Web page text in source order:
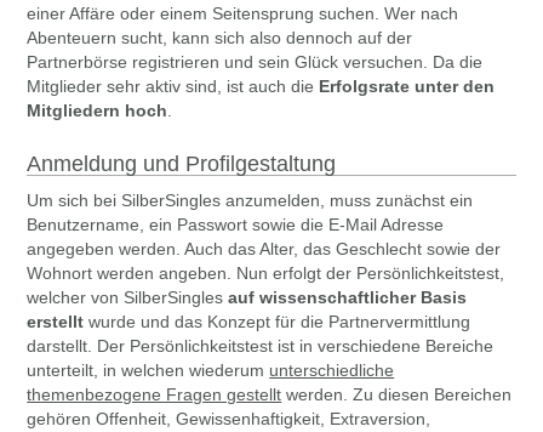
einer Affäre oder einem Seitensprung suchen. Wer nach
Abenteuern sucht, kann sich also dennoch auf der
Partnerbörse registrieren und sein Glück versuchen. Da die
Mitglieder sehr aktiv sind, ist auch die Erfolgsrate unter den
Mitgliedern hoch
Anmeldung und Profilgestaltung
Um sich bei SilberSingles anzumelden, muss zunächst ein
Benutzername, ein Passwort sowie die E-Mail Adresse
angegeben werden. Auch das Alter, das Geschlecht sowie der
Wohnort werden angeben. Nun erfolgt der Persönlichkeitstest,
welcher von SilberSinglesauf wissenschaftlicher Basis
erstellt wurde und das Konzept für die Partnervermittlung
darstellt. Der Persönlichkeitstest ist in verschiedene Bereiche
unterteilt, in welchen wiederum unterschiedliche
themenbezogene Fragen gestellt werden. Zu diesen Bereichen
gehören Offenheit, Gewissenhaftigkeit, Extraversion,